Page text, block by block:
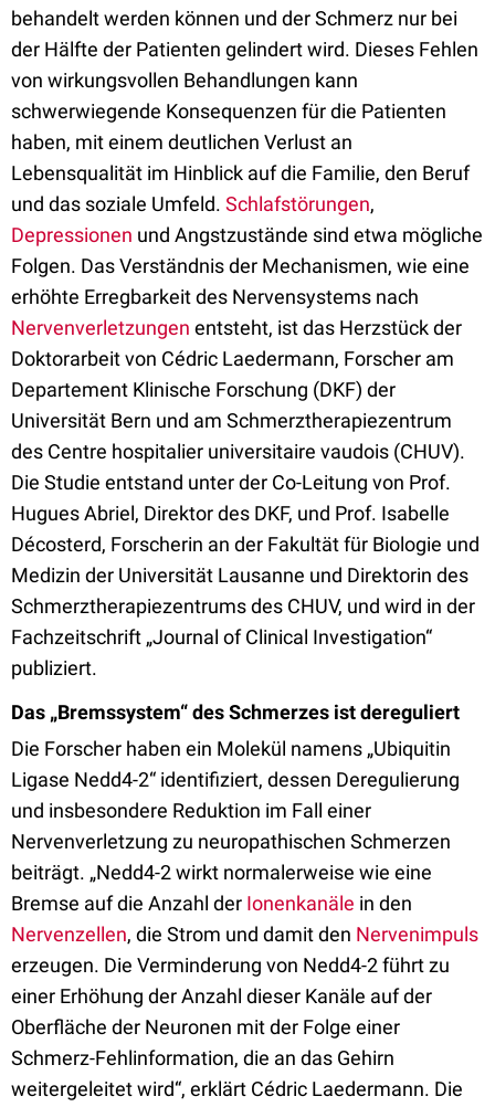
behandelt werden können und der Schmerz nur bei
der Hälfte der Patienten gelindert wird. Dieses Fehlen
von wirkungsvollen Behandlungen kann
schwerwiegende Konsequenzen für die Patienten
haben, mit einem deutlichen Verlust an
Lebensqualität im Hinblick auf die Familie, den Beruf
und das soziale Umfeld. Schlafstörungen,
Depressionen und Angstzustände sind etwa mögliche
Folgen. Das Verständnis der Mechanismen, wie eine
erhöhte Erregbarkeit des Nervensystems nach
Nervenverletzungen entsteht, ist das Herzstück der
Doktorarbeit von Cédric Laedermann, Forscher am
Departement Klinische Forschung (DKF) der
Universität Bern und am Schmerztherapiezentrum
des Centre hospitalier universitaire vaudois (CHUV).
Die Studie entstand unter der Co-Leitung von Prof.
Hugues Abriel, Direktor des DKF, und Prof. Isabelle
Décosterd, Forscherin an der Fakultät für Biologie und
Medizin der Universität Lausanne und Direktorin des
Schmerztherapiezentrums des CHUV, und wird in der
Fachzeitschrift „Journal of Clinical Investigation“
publiziert.
Das „Bremssystem“ des Schmerzes ist dereguliert
Die Forscher haben ein Molekül namens „Ubiquitin
Ligase Nedd4-2“ identifiziert, dessen Deregulierung
und insbesondere Reduktion im Fall einer
Nervenverletzung zu neuropathischen Schmerzen
beiträgt. „Nedd4-2 wirkt normalerweise wie eine
Bremse auf die Anzahl der Ionenkanäle in den
Nervenzellen, die Strom und damit den Nervenimpuls
erzeugen. Die Verminderung von Nedd4-2 führt zu
einer Erhöhung der Anzahl dieser Kanäle auf der
Oberfläche der Neuronen mit der Folge einer
Schmerz-Fehlinformation, die an das Gehirn
weitergeleitet wird“, erklärt Cédric Laedermann. Die